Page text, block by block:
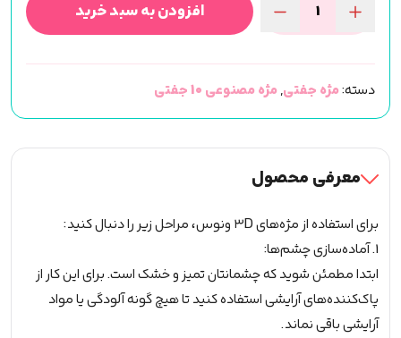
جفتی
3D
(ونوس)
کد17
افزودن به سبد خرید
دسته:مژه جفتی,مژه مصنوعی 10 جفتی
معرفی محصول
برای استفاده از مژه‌های ۳D ونوس، مراحل زیر را دنبال کنید:
1. آماده‌سازی چشم‌ها:
ابتدا مطمئن شوید که چشمانتان تمیز و خشک است. برای این کار از
پاک‌کننده‌های آرایشی استفاده کنید تا هیچ گونه آلودگی یا مواد
آرایشی باقی نماند.